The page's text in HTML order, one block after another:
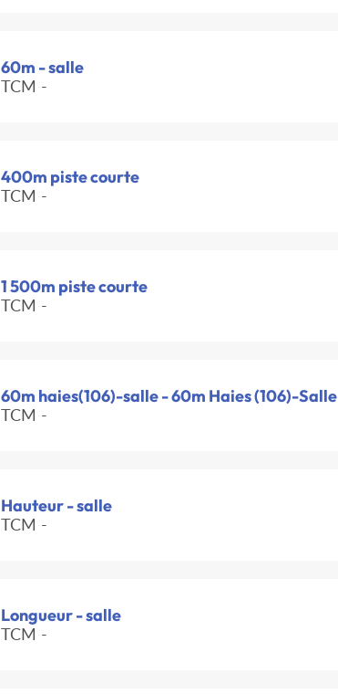
60m - salle
TCM -
400m piste courte
TCM -
1 500m piste courte
TCM -
60m haies(106)-salle - 60m Haies (106)-Salle
TCM -
Hauteur - salle
TCM -
Longueur - salle
TCM -